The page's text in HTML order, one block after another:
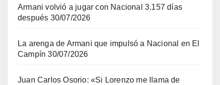
Armani volvió a jugar con Nacional 3.157 días
después 30/07/2026
La arenga de Armani que impulsó a Nacional en El
Campín 30/07/2026
Juan Carlos Osorio: «Si Lorenzo me llama de